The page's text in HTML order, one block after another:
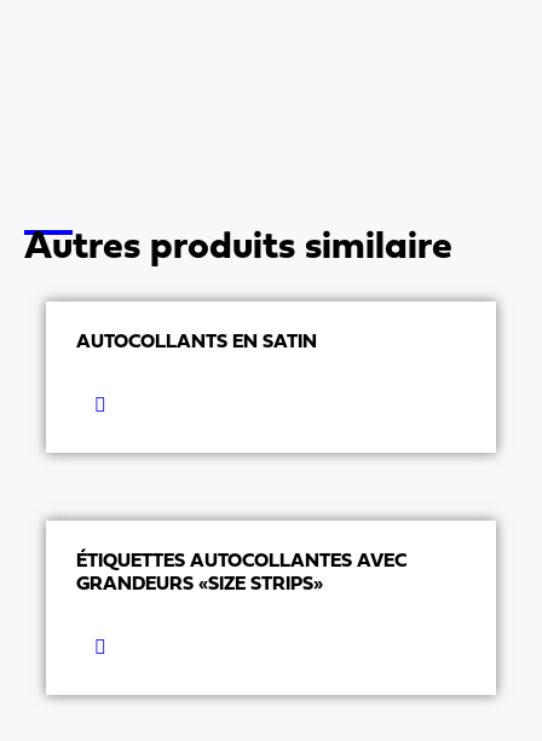
Autres produits similaire
AUTOCOLLANTS EN SATIN
ÉTIQUETTES AUTOCOLLANTES AVEC
GRANDEURS «SIZE STRIPS»